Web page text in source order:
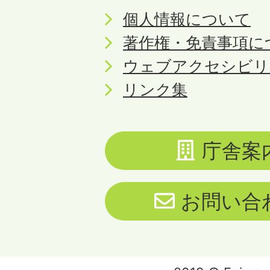
個人情報について
著作権・免責事項
ウェブアクセシビ
リンク集
庁舎案
お問い合